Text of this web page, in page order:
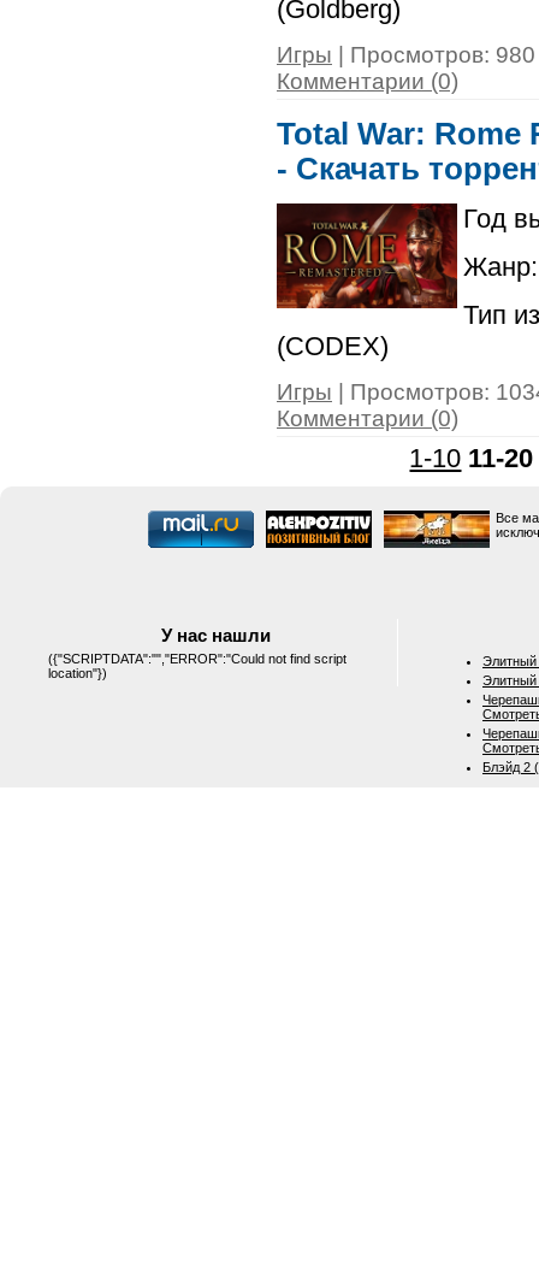
(Goldberg)
Игры | Просмотров:
Комментарии (0)
Total War: Rome
- Скачать
Год
Жанр:
Тип
(CODEX)
Игры | Просмотров:
Комментарии (0)
1-10 11-20
Все
У нас нашли
({"SCRIPTDATA":"","ERROR":"Could not find script
location"})
Элитный
Элитный
Блэйд 2